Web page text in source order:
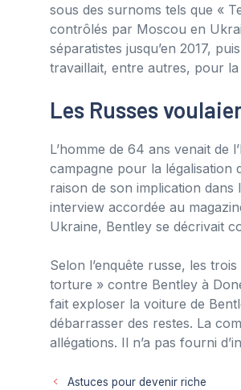
sous des surnoms tels que «
contrôlés par Moscou en
séparatistes jusqu’en 2017,
travaillait, entre autres, pour
Les Russes
L’homme de 64 ans venait de
campagne pour la légalisation
raison de son implication
interview accordée au
Ukraine, Bentley se décrivait
Selon l’enquête russe, les
torture » contre Bentley à
fait exploser la voiture de
débarrasser des restes. La
allégations. Il n’a pas fourni
Astuces pour devenir riche